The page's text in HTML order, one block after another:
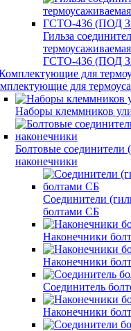
Гильза
ГСТО-436 (ПОД
для
Наборы клеммников
Болтовые соединители
наконечники
Соединители
болтами СБ
Наконечники
Наконечники
Соединитель
Наконечники